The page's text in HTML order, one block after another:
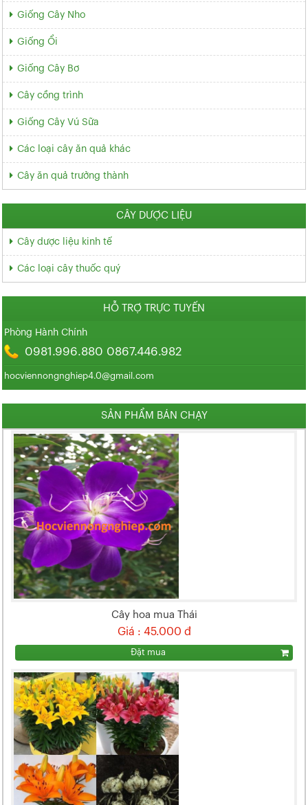
Giống Cây Nho
Giống Ổi
Giống Cây Bơ
Cây cồng trình
Giống Cây Vú Sữa
Các loại cây ăn quả khác
Cây ăn quả trưởng thành
CÂY DƯỢC LIỆU
Cây dược liệu kinh tế
Các loại cây thuốc quý
HỖ TRỢ TRỰC TUYẾN
Phòng Hành Chính
0981.996.880 0867.446.982
hocviennongnghiep4.0@gmail.com
SẢN PHẨM BÁN CHẠY
Cây hoa mua Thái
Giá : 45.000 đ
Đặt mua